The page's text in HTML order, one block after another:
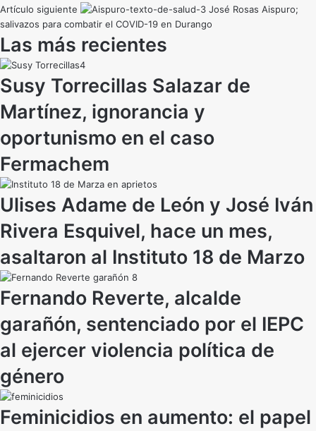
Artículo siguiente
José Rosas Aispuro;
salivazos para combatir el COVID-19 en Durango
Las más recientes
Susy Torrecillas Salazar de
Martínez, ignorancia y
oportunismo en el caso
Fermachem
Ulises Adame de León y José Iván
Rivera Esquivel, hace un mes,
asaltaron al Instituto 18 de Marzo
Fernando Reverte, alcalde
garañón, sentenciado por el IEPC
al ejercer violencia política de
género
Feminicidios en aumento: el papel